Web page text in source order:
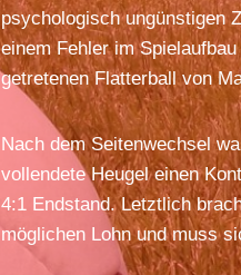
psychologisch ungünstigen
einem Fehler im
getretenen Flatterball von
Nach dem Seitenwechsel
vollendete Heugel einen
4:1 Endstand. Letztlich
möglichen Lohn und muss